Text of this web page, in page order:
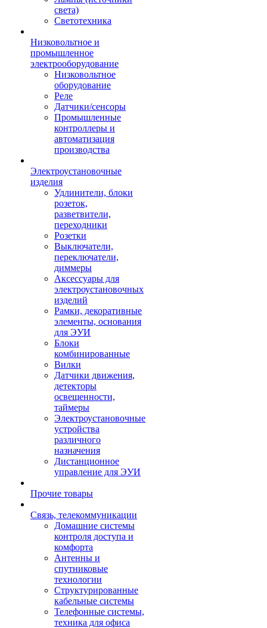
света)
Светотехника
Низковольтное и
промышленное
электрооборудование
Низковольтное
оборудование
Реле
Датчики/сенсоры
Промышленные
контроллеры и
автоматизация
производства
Электроустановочные
изделия
Удлинители, блоки
розеток,
разветвители,
переходники
Розетки
Выключатели,
переключатели,
диммеры
Аксессуары для
электроустановочных
изделий
Рамки, декоративные
элементы, основания
для ЭУИ
Блоки
комбинированные
Вилки
Датчики движения,
детекторы
освещенности,
таймеры
Электроустановочные
устройства
различного
назначения
Дистанционное
управление для ЭУИ
Прочие товары
Связь, телекоммуникации
Домашние системы
контроля доступа и
комфорта
Антенны и
спутниковые
технологии
Структурированные
кабельные системы
Телефонные системы,
техника для офиса